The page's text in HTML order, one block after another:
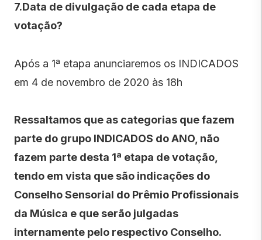
7.Data de divulgação de cada etapa de
votação?
Após a 1ª etapa anunciaremos os INDICADOS
em 4 de novembro de 2020 às 18h
Ressaltamos que as categorias que fazem
parte do grupo INDICADOS do ANO, não
fazem parte desta 1ª etapa de votação,
tendo em vista que são indicações do
Conselho Sensorial do Prêmio Profissionais
da Música e que serão julgadas
internamente pelo respectivo Conselho.